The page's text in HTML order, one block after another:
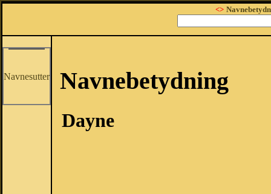
<>
Navnesutter Navnebetydning
Dayne